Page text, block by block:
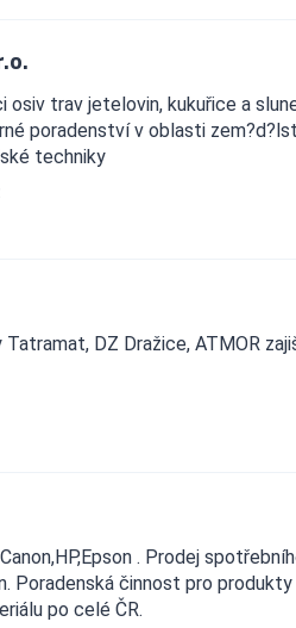
trav jetelovin, kukuřice a
poradenství v oblasti
techniky
DZ Dražice, ATMOR
. Prodej
Poradenská činnost pro produkty
po celé ČR.